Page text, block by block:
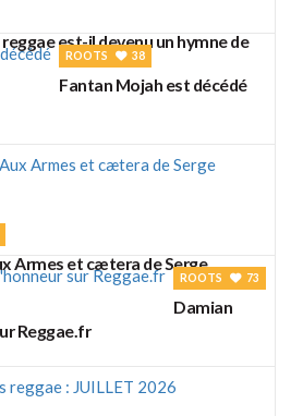
est-il devenu un hymne de
ROOTS 38
Fantan Mojah est décédé
Armes et cætera de Serge
ROOTS 73
Damian
Reggae.fr